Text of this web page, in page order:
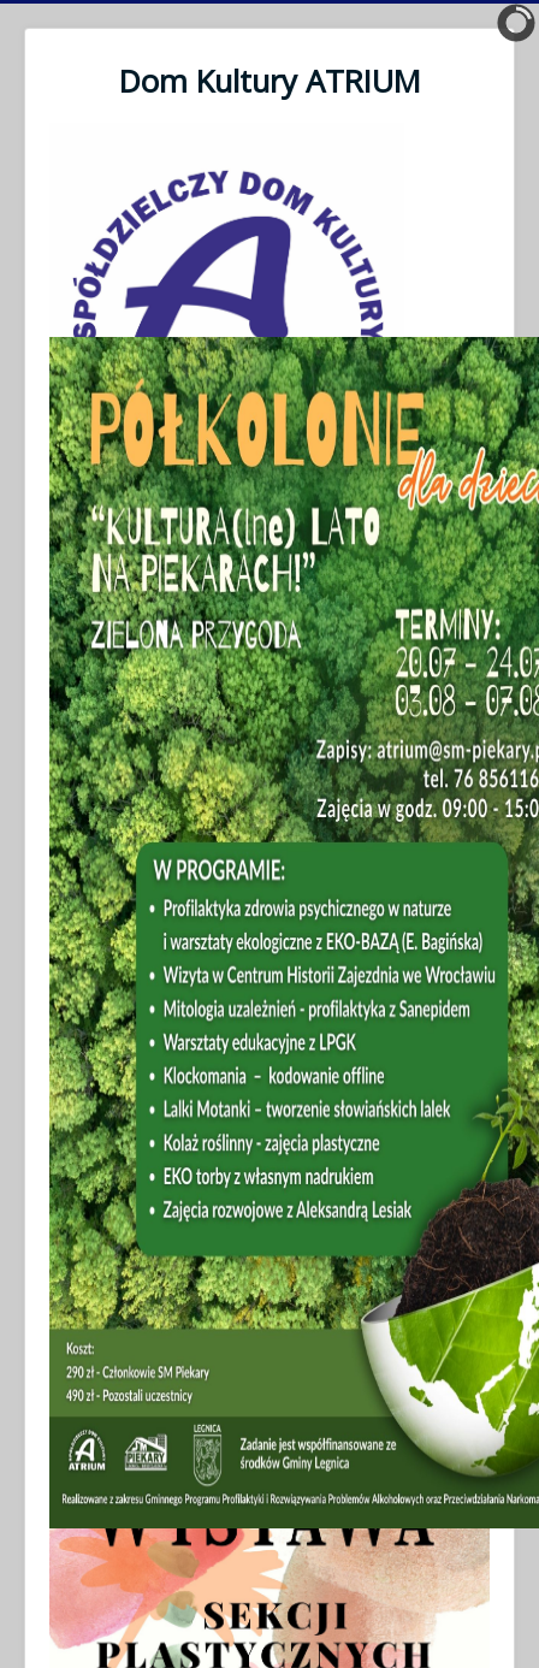
Dom Kultury ATRIUM
Wystawa prac sekcji plastycznych
SDK Atrium